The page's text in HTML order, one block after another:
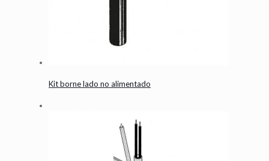
Kit borne lado no alimentado